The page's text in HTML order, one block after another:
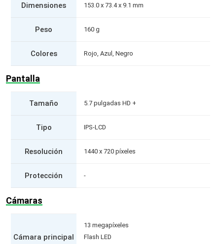
Dimensiones 153.0 x 73.4 x 9.1 mm
Peso 160 g
Colores Rojo, Azul, Negro
Pantalla
Tamaño 5.7 pulgadas HD +
Tipo IPS-LCD
Resolución 1440 x 720 píxeles
Protección -
Cámaras
Cámara principal
13 megapíxeles
Flash LED